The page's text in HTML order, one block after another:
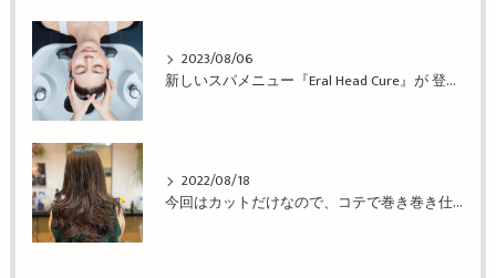
2023/08/06
新しいスパメニュー『Eral Head Cure』が 登場！姫路市の美容院BEREA(ベレア)はお客様のキレイを叶える美容室／ヘアサロン
2022/08/18
今回はカットだけなので、コテで巻き巻き仕上げ！姫路市の美容院BEREA(ベレア)はお客様のキレイを叶える美容室／ヘアサロン